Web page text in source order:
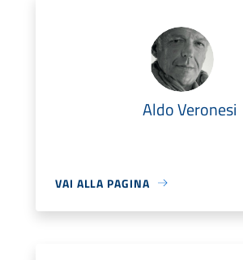
Aldo Veronesi
VAI ALLA PAGINA